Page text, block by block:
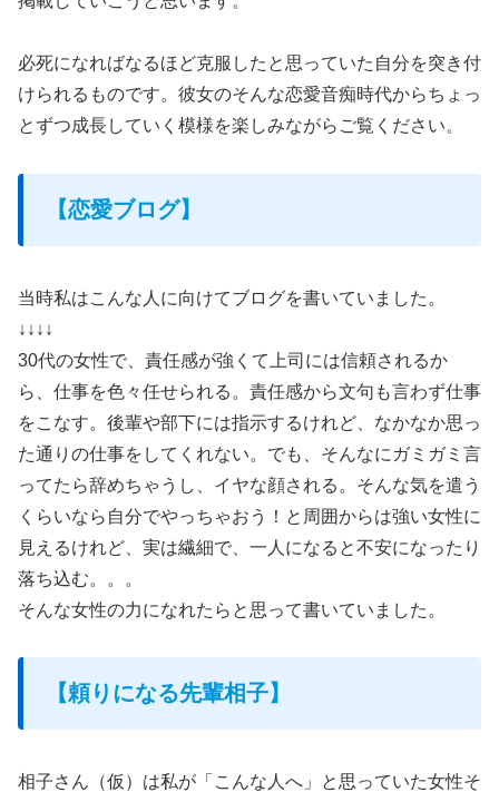
必死になればなるほど克服したと思っていた自分を突き付
けられるものです。彼女のそんな恋愛音痴時代からちょっ
とずつ成長していく模様を楽しみながらご覧ください。
【恋愛ブログ】
当時私はこんな人に向けてブログを書いていました。
↓↓↓↓
30代の女性で、責任感が強くて上司には信頼されるか
ら、仕事を色々任せられる。責任感から文句も言わず仕事
をこなす。後輩や部下には指示するけれど、なかなか思っ
た通りの仕事をしてくれない。でも、そんなにガミガミ言
ってたら辞めちゃうし、イヤな顔される。そんな気を遣う
くらいなら自分でやっちゃおう！と周囲からは強い女性に
見えるけれど、実は繊細で、一人になると不安になったり
落ち込む。。。
そんな女性の力になれたらと思って書いていました。
【頼りになる先輩相子】
相子さん（仮）は私が「こんな人へ」と思っていた女性そ